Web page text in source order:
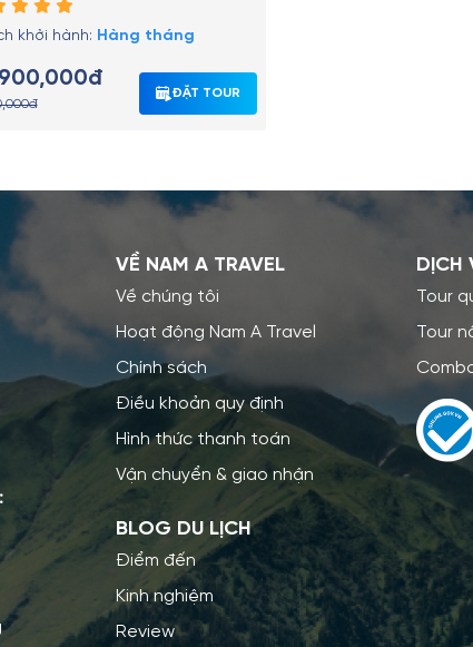
khởi hành: Hàng tháng
ĐẶT TOUR
VỀ NAM A TRAVEL
Về chúng tôi
Hoạt động Nam A Travel
Chính sách
Điều khoản quy định
Hình thức thanh toán
Vận chuyển & giao nhận
BLOG DU LỊCH
Điểm đến
Kinh nghiệm
Review
DỊCH
Tour
Tour